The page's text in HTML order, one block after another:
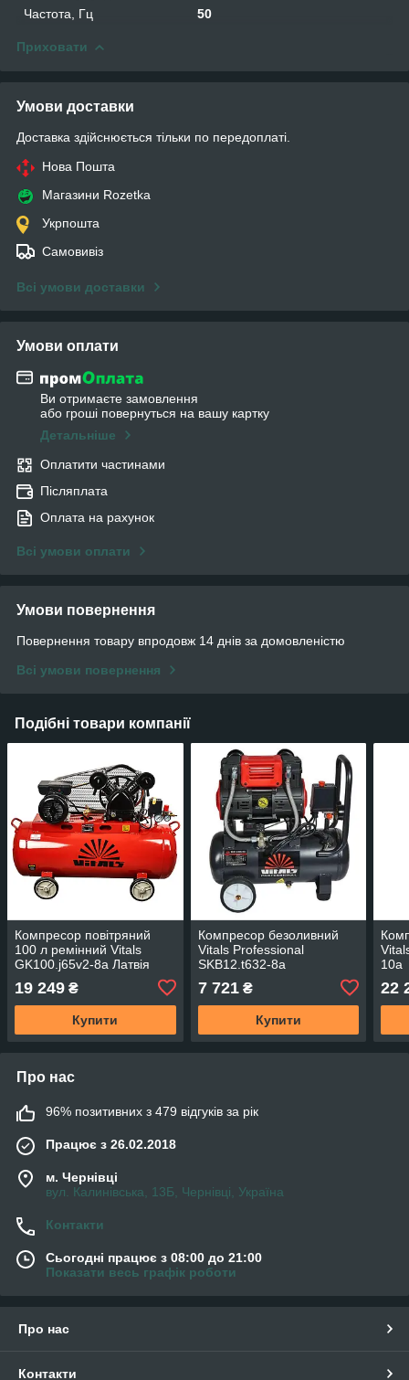
Частота, Гц
50
Приховати
Умови доставки
Доставка здійснюється тільки по передоплаті.
Нова Пошта
Магазини Rozetka
Укрпошта
Самовивіз
Всі умови доставки
Умови оплати
Ви отримаєте замовлення
або гроші повернуться на вашу картку
Детальніше
Оплатити частинами
Післяплата
Оплата на рахунок
Всі умови оплати
Умови повернення
Повернення товару впродовж 14 днів за домовленістю
Всі умови повернення
Подібні товари компанії
Компресор повітряний
100 л ремінний Vitals
GK100.j65v2-8a Латвія
19 249 ₴
Купити
Компресор безоливний
Vitals Professional
SKB12.t632-8a
7 721₴
Купити
10a
22
Про нас
96% позитивних з 479 відгуків за рік
Працює з 26.02.2018
м. Чернівці
вул. Калинівська, 13Б, Чернівці, Україна
Контакти
Сьогодні працює з 08:00 до 21:00
Показати весь графік роботи
Про нас
Контакти